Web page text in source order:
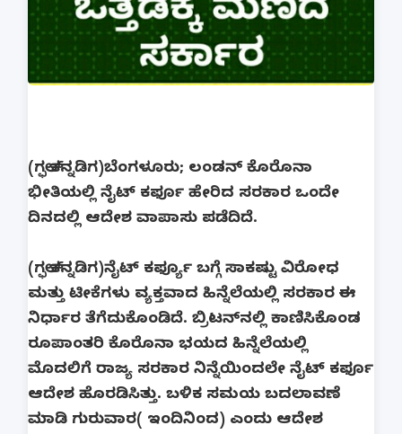
(ಗಲ್ಫ್ ಕನ್ನಡಿಗ)ಬೆಂಗಳೂರು; ಲಂಡನ್ ಕೊರೊನಾ
ಭೀತಿಯಲ್ಲಿ ನೈಟ್ ಕರ್ಫೂ ಹೇರಿದ ಸರಕಾರ ಒಂದೇ
ದಿನದಲ್ಲಿ ಆದೇಶ ವಾಪಾಸು ಪಡೆದಿದೆ.
(ಗಲ್ಫ್ ಕನ್ನಡಿಗ)ನೈಟ್ ಕರ್ಫ್ಯೂ ಬಗ್ಗೆ ಸಾಕಷ್ಟು ವಿರೋಧ
ಮತ್ತು ಟೀಕೆಗಳು ವ್ಯಕ್ತವಾದ ಹಿನ್ನೆಲೆಯಲ್ಲಿ ಸರಕಾರ ಈ
ನಿರ್ಧಾರ ತೆಗೆದುಕೊಂಡಿದೆ. ಬ್ರಿಟನ್‌ನಲ್ಲಿ ಕಾಣಿಸಿಕೊಂಡ
ರೂಪಾಂತರಿ ಕೊರೊನಾ ಭಯದ ಹಿನ್ನೆಲೆಯಲ್ಲಿ
ಮೊದಲಿಗೆ ರಾಜ್ಯ ಸರಕಾರ ನಿನ್ನೆಯಿಂದಲೇ ನೈಟ್ ಕರ್ಫೂ
ಆದೇಶ ಹೊರಡಿಸಿತ್ತು. ಬಳಿಕ ಸಮಯ ಬದಲಾವಣೆ
ಮಾಡಿ ಗುರುವಾರ( ಇಂದಿನಿಂದ) ಎಂದು ಆದೇಶ